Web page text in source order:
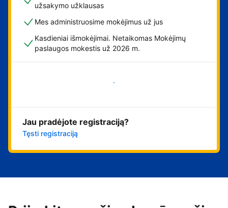
užsakymo užklausas
Mes administruosime mokėjimus už jus
Kasdieniai išmokėjimai. Netaikomas Mokėjimų
paslaugos mokestis už 2026 m.
Pradėti
Jau pradėjote registraciją?
Tęsti registraciją